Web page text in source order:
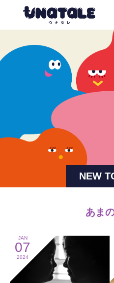
NEW
あま
JAN
07
2024